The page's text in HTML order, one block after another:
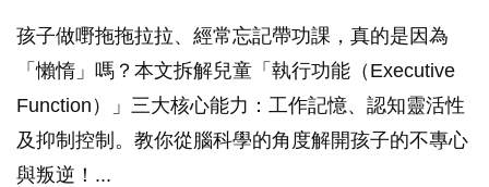
孩子做嘢拖拖拉拉、經常忘記帶功課，真的是因為
「懶惰」嗎？本文拆解兒童「執行功能（Executive
Function）」三大核心能力：工作記憶、認知靈活性
及抑制控制。教你從腦科學的角度解開孩子的不專心
與叛逆！...